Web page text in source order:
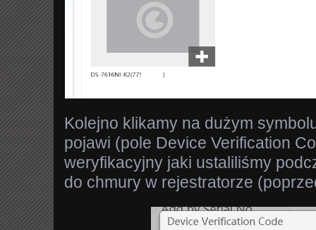
Kolejno klikamy na dużym
pojawi (pole Device Verification
weryfikacyjny jaki ustaliliśmy
do chmury w rejestratorze